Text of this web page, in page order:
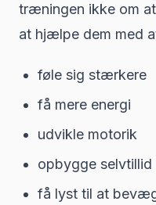
træningen ikke om
at hjælpe dem med
føle sig stærkere
få mere energi
udvikle motorik
opbygge selvtillid
få lyst til at